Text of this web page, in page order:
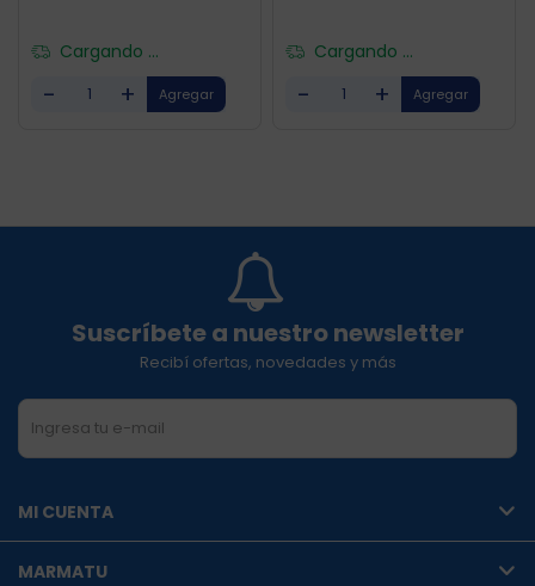
Cargando ...
- +
Cargando ...
- +
Suscríbete a nuestro newsletter
Recibí ofertas, novedades y más
MI CUENTA
MARMATU